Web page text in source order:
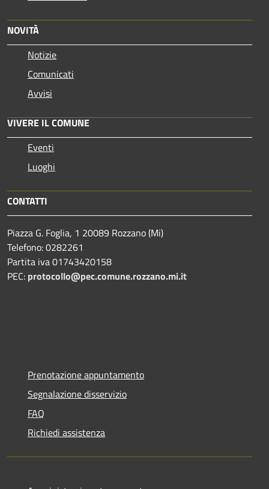
NOVITÀ
Notizie
Comunicati
Avvisi
VIVERE IL COMUNE
Eventi
Luoghi
CONTATTI
Piazza G. Foglia, 1 20089 Rozzano (Mi)
Telefono: 0282261
Partita iva 01743420158
PEC: protocollo@pec.comune.rozzano.mi.it
Prenotazione appuntamento
Segnalazione disservizio
FAQ
Richiedi assistenza